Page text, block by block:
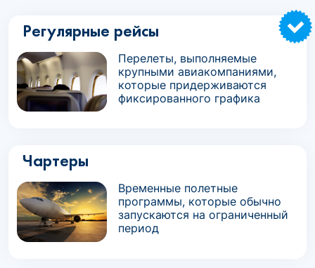
Регулярные рейсы
Перелеты, выполняемые
крупными авиакомпаниями,
которые придерживаются
фиксированного графика
Чартеры
Временные полетные
программы, которые обычно
запускаются на ограниченный
период